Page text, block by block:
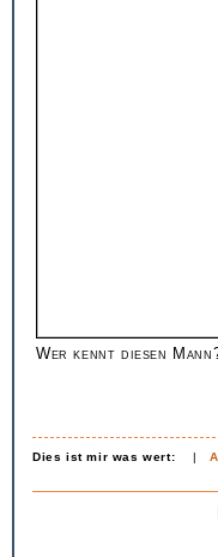
Wer kennt diesen
Dies ist mir was wert: |